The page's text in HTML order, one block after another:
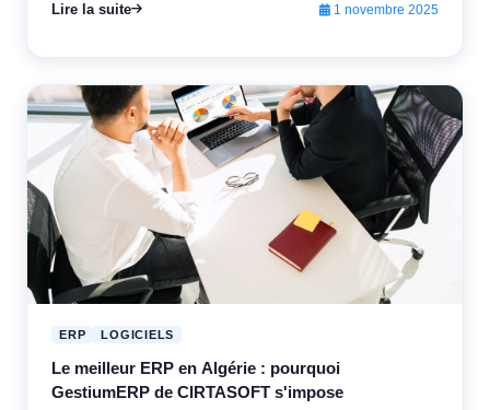
Lire la suite 1 novembre 2025
ERP LOGICIELS
Le meilleur ERP en Algérie : pourquoi
GestiumERP de CIRTASOFT s'impose